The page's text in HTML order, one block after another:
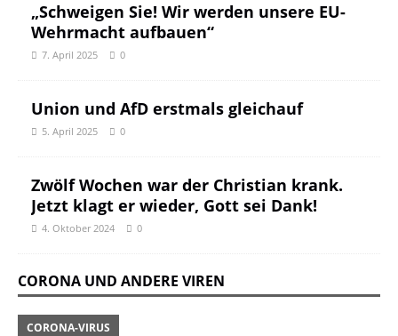
„Schweigen Sie! Wir werden unsere EU-
Wehrmacht aufbauen“
7. April 2025 0
Union und AfD erstmals gleichauf
5. April 2025 0
Zwölf Wochen war der Christian krank.
Jetzt klagt er wieder, Gott sei Dank!
4. Oktober 2024 0
CORONA UND ANDERE VIREN
CORONA-VIRUS